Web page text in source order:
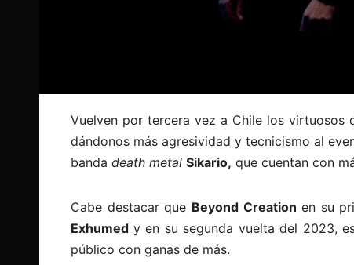
Vuelven por tercera vez a Chile los virtuosos
dándonos más agresividad y tecnicismo al
banda death metal Sikario, que cuentan con
Cabe destacar que Beyond Creation en su
Exhumed y en su segunda vuelta del 2023,
público con ganas de más.